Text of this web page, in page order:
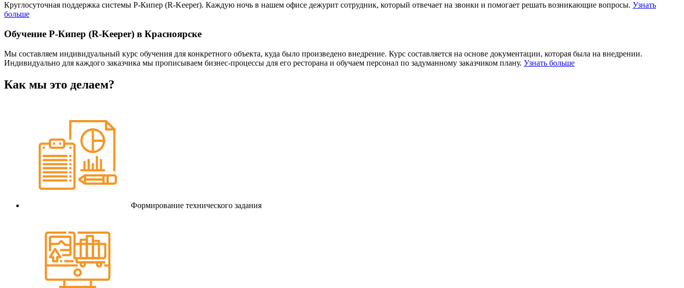
Круглосуточная поддержка системы Р-Кипер (R-Keeper). Каждую ночь в нашем офисе дежурит сотрудник, который отвечает на звонки и помогает решать возникающие вопросы. Узнать
больше
Обучение Р-Кипер (R-Keeper) в Красноярске
Мы составляем индивидуальный курс обучения для конкретного объекта, куда было произведено внедрение. Курс составляется на основе документации, которая была на внедрении.
Индивидуально для каждого заказчика мы прописываем бизнес-процессы для его ресторана и обучаем персонал по задуманному заказчиком плану. Узнать больше
Как мы это делаем?
Формирование технического задания